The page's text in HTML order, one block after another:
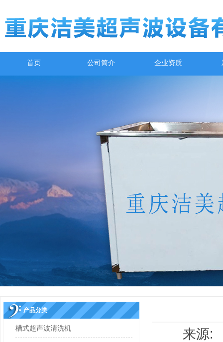
首页 公司简介 企业资质
产品分类
槽式超声波清洗机 来源: